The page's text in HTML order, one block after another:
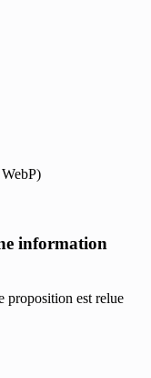
information
proposition est relue